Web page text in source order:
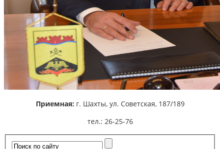
Приемная: г. Шахты, ул. Советская, 187/189
тел.: 26-25-76